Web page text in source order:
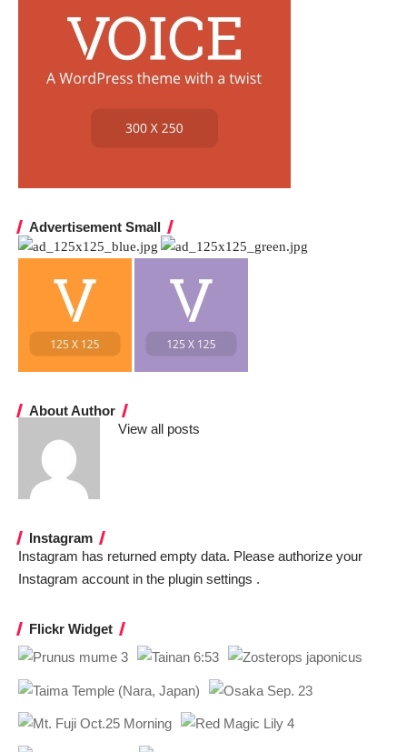
Advertisement Small
About Author
View all posts
Instagram
Instagram has returned empty data. Please authorize your
Instagram account in the plugin settings .
Flickr Widget